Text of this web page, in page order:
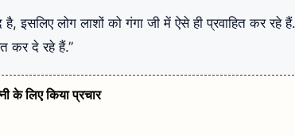
इसलिए लोग लाशों को गंगा जी में ऐसे ही प्रवाहित कर रहे हैं.
कर दे रहे हैं.”
के लिए किया प्रचार